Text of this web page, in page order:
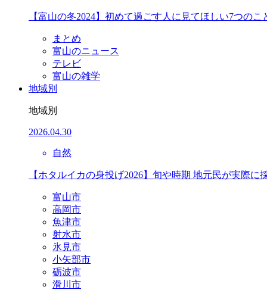
【富山の冬2024】初めて過ごす人に見てほしい7つのこ
まとめ
富山のニュース
テレビ
富山の雑学
地域別
地域別
2026.04.30
自然
【ホタルイカの身投げ2026】旬や時期 地元民が実際に
富山市
高岡市
魚津市
射水市
氷見市
小矢部市
砺波市
滑川市